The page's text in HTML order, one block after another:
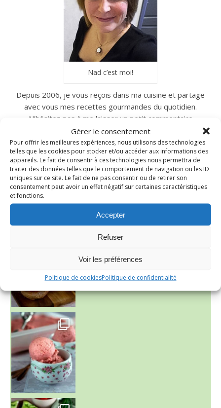
Gérer le consentement
Pour offrir les meilleures expériences, nous utilisons des technologies
telles que les cookies pour stocker et/ou accéder aux informations des
appareils. Le fait de consentir à ces technologies nous permettra de
traiter des données telles que le comportement de navigation ou les ID
uniques sur ce site. Le fait de ne pas consentir ou de retirer son
consentement peut avoir un effet négatif sur certaines caractéristiques
et fonctions.
Accepter
Refuser
Voir les préférences
Politique de cookiesPolitique de confidentialité
Nad c’est moi!
Depuis 2006, je vous reçois dans ma cuisine et partage
avec vous mes recettes gourmandes du quotidien.
N’hésitez pas à me laisser un petit commentaire
si vous les testez à votre tour…
INSTAGRAM
nadcuisine
~ NICE CREAM À LA FRAISE ~
Presque un mois que